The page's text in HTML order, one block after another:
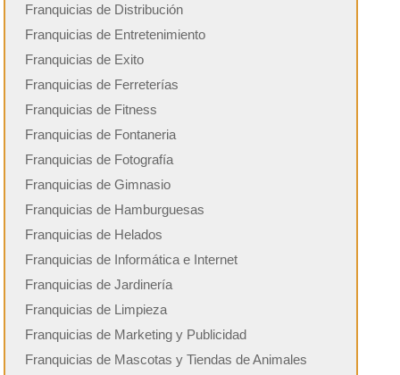
Franquicias de Distribución
Franquicias de Entretenimiento
Franquicias de Exito
Franquicias de Ferreterías
Franquicias de Fitness
Franquicias de Fontaneria
Franquicias de Fotografía
Franquicias de Gimnasio
Franquicias de Hamburguesas
Franquicias de Helados
Franquicias de Informática e Internet
Franquicias de Jardinería
Franquicias de Limpieza
Franquicias de Marketing y Publicidad
Franquicias de Mascotas y Tiendas de Animales